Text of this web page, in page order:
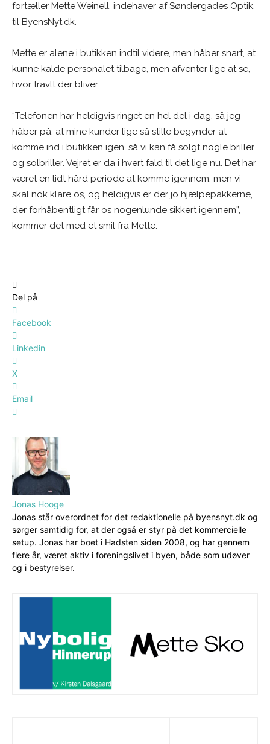
fortæller Mette Weinell, indehaver af Søndergades Optik,
til ByensNyt.dk.
Mette er alene i butikken indtil videre, men håber snart, at
kunne kalde personalet tilbage, men afventer lige at se,
hvor travlt der bliver.
“Telefonen har heldigvis ringet en hel del i dag, så jeg
håber på, at mine kunder lige så stille begynder at
komme ind i butikken igen, så vi kan få solgt nogle briller
og solbriller. Vejret er da i hvert fald til det lige nu. Det har
været en lidt hård periode at komme igennem, men vi
skal nok klare os, og heldigvis er der jo hjælpepakkerne,
der forhåbentligt får os nogenlunde sikkert igennem”,
kommer det med et smil fra Mette.
Del på
Facebook
Linkedin
X
Email
Jonas Hooge
Jonas står overordnet for det redaktionelle på byensnyt.dk og
sørger samtidig for, at der også er styr på det kommercielle
setup. Jonas har boet i Hadsten siden 2008, og har gennem
flere år, været aktiv i foreningslivet i byen, både som udøver
og i bestyrelser.